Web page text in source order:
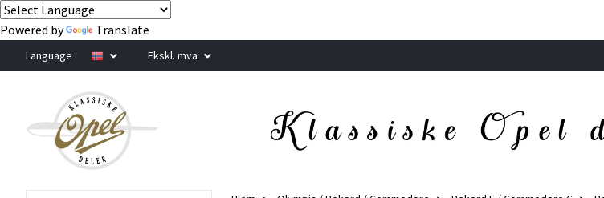
Powered by Translate
Language Ekskl. mva